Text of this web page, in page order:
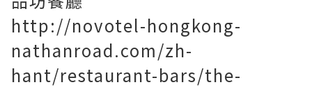
http://novotel-hongkong-
nathanroad.com/zh-
hant/restaurant-bars/the-